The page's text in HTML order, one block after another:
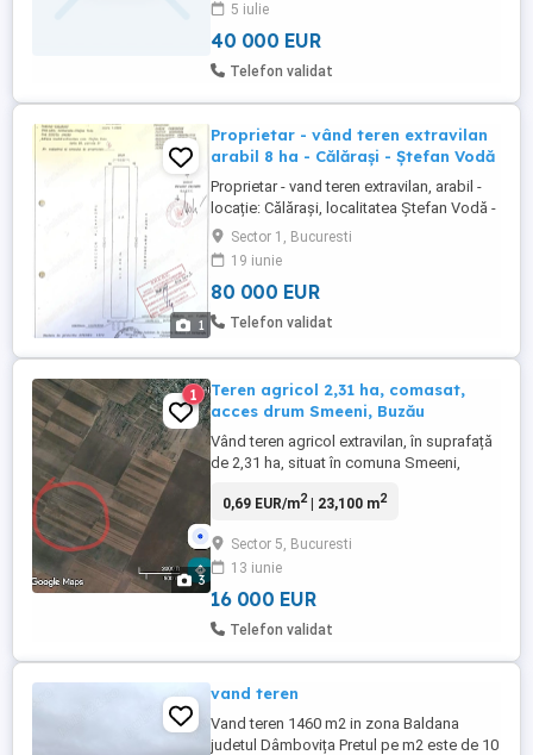
5 iulie
40 000 EUR
Telefon validat
1
Proprietar - vând teren extravilan
arabil 8 ha - Călărași - Ștefan Vodă
Proprietar - vand teren extravilan, arabil -
locație: Călărași, localitatea Ștefan Vodă -
8 000 mp - pret: 10.000 euro 1 ha Accept
credit sau plata cash.
Sector 1, Bucuresti
19 iunie
80 000 EUR
Telefon validat
3
1
Teren agricol 2,31 ha, comasat,
acces drum Smeeni, Buzău
Vând teren agricol extravilan, în suprafață
de 2,31 ha, situat în comuna Smeeni,
hectare (23.100 mp), 30 m deschidere la
Smeeni jud. Buzău Carte Funciară: CF nr.
30906 Smeeni Categoria de folosință:
teren agricol, cat. ...
0,69 EUR/m2| 23,100 m2
Sector 5, Bucuresti
13 iunie
16 000 EUR
Telefon validat
vand teren
Vand teren 1460 m2 in zona Baldana
judetul Dâmbovița Pretul pe m2 este de 10